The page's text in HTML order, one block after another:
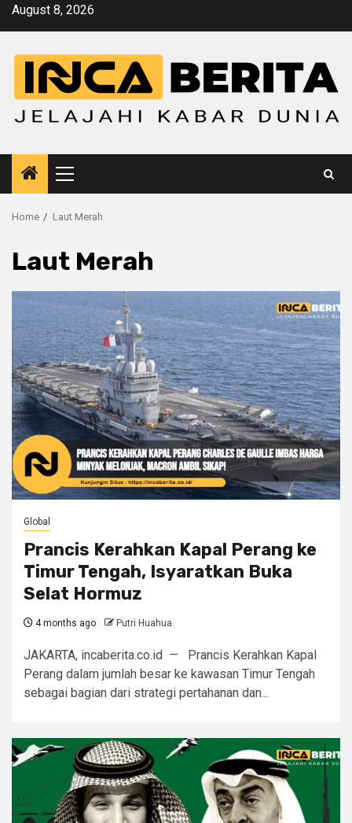
SkipAugust 8, 2026
Primary
Menu
Home Laut Merah
Laut Merah
Global
Prancis Kerahkan Kapal Perang ke
Timur Tengah, Isyaratkan Buka
Selat Hormuz
4 months ago Putri Huahua
JAKARTA, incaberita.co.id — Prancis Kerahkan Kapal
Perang dalam jumlah besar ke kawasan Timur Tengah
sebagai bagian dari strategi pertahanan dan...